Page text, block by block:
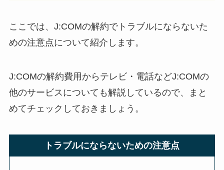
ここでは、J:COMの解約でトラブルにならないた
めの注意点について紹介します。
J:COMの解約費用からテレビ・電話などJ:COMの
他のサービスについても解説しているので、まと
めてチェックしておきましょう。
トラブルにならないための注意点